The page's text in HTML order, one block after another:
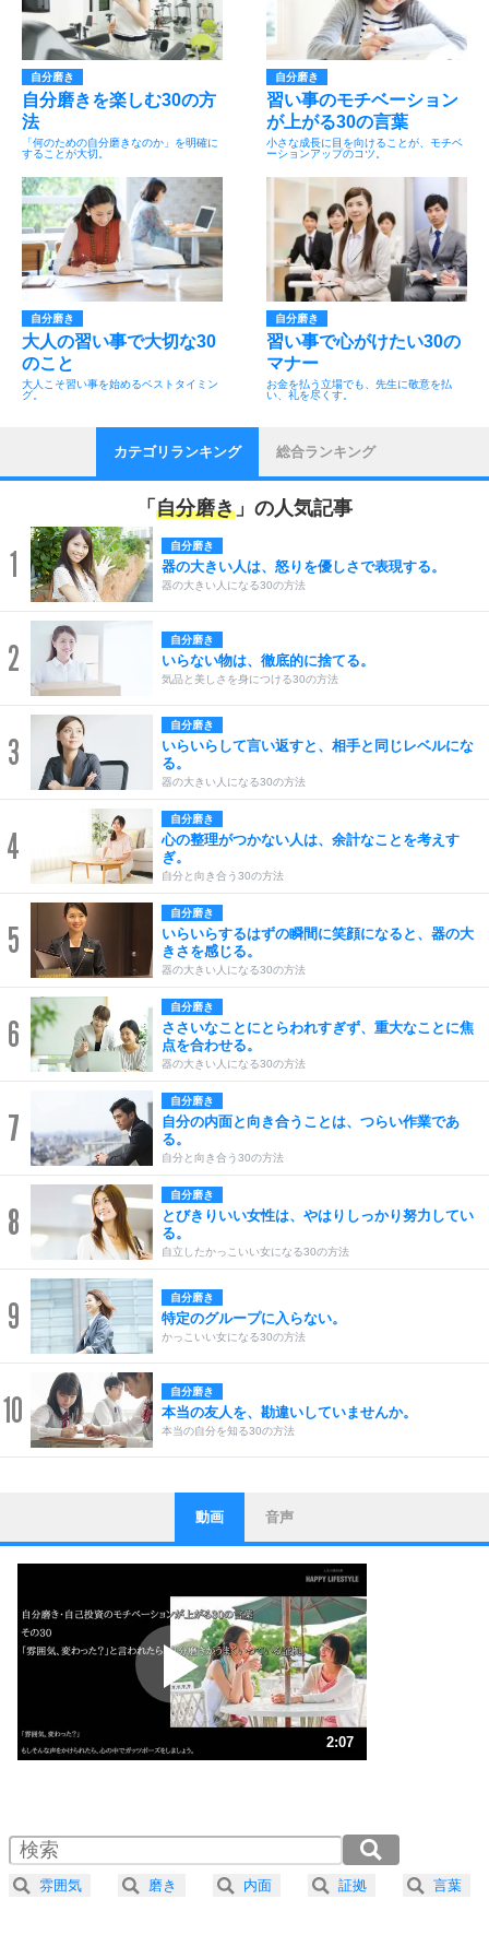
自分磨き
自分磨きを楽しむ30の方
法
「何のための自分磨きなのか」を明確に
することが大切。
自分磨き
習い事のモチベーション
が上がる30の言葉
小さな成長に目を向けることが、モチベ
ーションアップのコツ。
自分磨き
大人の習い事で大切な30
のこと
大人こそ習い事を始めるベストタイミン
グ。
自分磨き
習い事で心がけたい30の
マナー
お金を払う立場でも、先生に敬意を払
い、礼を尽くす。
カテゴリランキング 総合ランキング
「 自分磨き 」の人気記事
1 自分磨き
器の大きい人は、怒りを優しさで表現する。
器の大きい人になる30の方法
2 自分磨き
いらない物は、徹底的に捨てる。
気品と美しさを身につける30の方法
3
自分磨き
いらいらして言い返すと、相手と同じレベルにな
る。
器の大きい人になる30の方法
4
自分磨き
心の整理がつかない人は、余計なことを考えす
ぎ。
自分と向き合う30の方法
5
自分磨き
いらいらするはずの瞬間に笑顔になると、器の大
きさを感じる。
器の大きい人になる30の方法
6
自分磨き
ささいなことにとらわれすぎず、重大なことに焦
点を合わせる。
器の大きい人になる30の方法
7
自分磨き
自分の内面と向き合うことは、つらい作業であ
る。
自分と向き合う30の方法
8
自分磨き
とびきりいい女性は、やはりしっかり努力してい
る。
自立したかっこいい女になる30の方法
9 自分磨き
特定のグループに入らない。
かっこいい女になる30の方法
10 自分磨き
本当の友人を、勘違いしていませんか。
本当の自分を知る30の方法
1
ストレス対策
他人と比べない。
いっそのこと、他人を見ない。
いらいらしない人になる30の方法
プラス思考
ポジティブになれない原因は、行動しないから。
ポジティブ思考になる30の方法
ストレス対策
人生、なんとかなるもの。
気楽に生きる30の方法
4 器の大きい人は、怒りを優しさで表現する。
動画 音声
2:07
2.0倍速 （250KB 1分3秒）
2.5倍速 （200KB 51秒）
3.0倍速 （167KB 42秒）
雰囲気 磨き 内面 証拠 言葉